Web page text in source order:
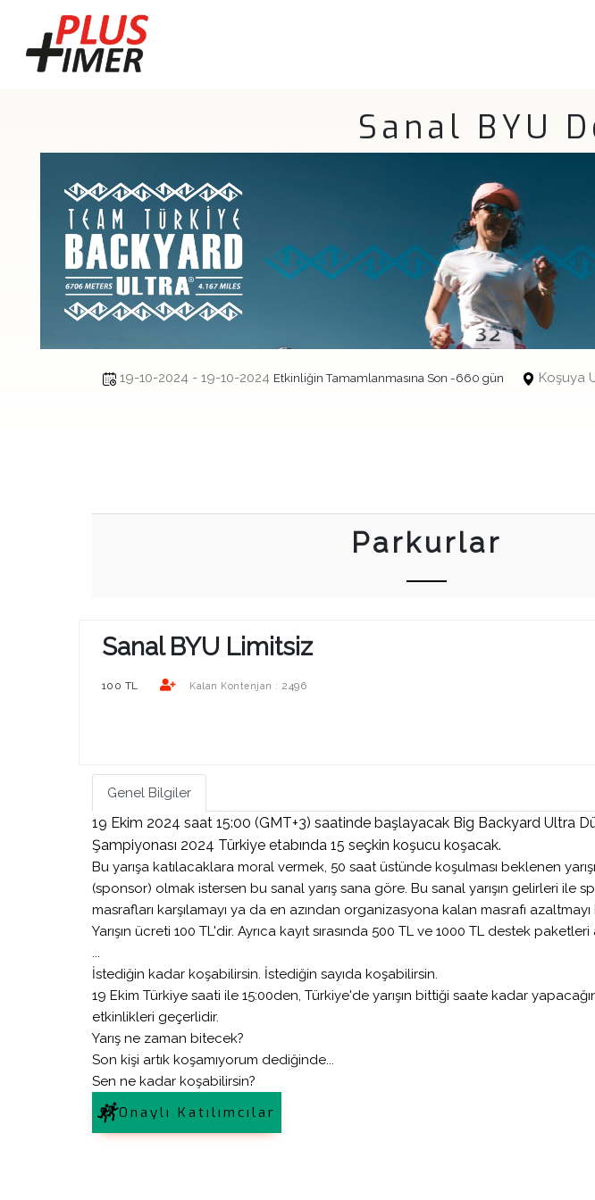
Sanal BYU
19-10-2024 - 19-10-2024 Etkinliğin Tamamlanmasına Son -660 gün Koşuya
Parkurlar
Sanal BYU Limitsiz
100 TL Kalan Kontenjan : 2496
Genel Bilgiler
19 Ekim 2024 saat 15:00 (GMT+3) saatinde başlayacak Big Backyard Ultra
Şampiyonası 2024 Türkiye etabında 15 seçkin koşucu koşacak.
Bu yarışa katılacaklara moral vermek, 50 saat üstünde koşulması beklenen
(sponsor) olmak istersen bu sanal yarış sana göre. Bu sanal yarışın gelirleri ile
masrafları karşılamayı ya da en azından organizasyona kalan masrafı
Yarışın ücreti 100 TL'dir. Ayrıca kayıt sırasında 500 TL ve 1000 TL destek
...
İstediğin kadar koşabilirsin. İstediğin sayıda koşabilirsin.
19 Ekim Türkiye saati ile 15:00den, Türkiye'de yarışın bittiği saate kadar
etkinlikleri geçerlidir.
Yarış ne zaman bitecek?
Son kişi artık koşamıyorum dediğinde...
Sen ne kadar koşabilirsin?
Onaylı Katılımcılar
Bosphorun Quarter Marathon Bebek
Kuruçeşme - Bebek
Bosphorun Quarter Marathon Sportstouch
Anadolu